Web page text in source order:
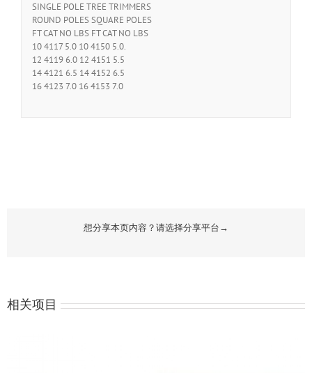
SINGLE POLE TREE TRIMMERS
ROUND POLES SQUARE POLES
FT CAT NO LBS FT CAT NO LBS
10 4117 5.0 10 4150 5.0.
12 4119 6.0 12 4151 5.5
14 4121 6.5 14 4152 6.5
16 4123 7.0 16 4153 7.0
想分享本页内容？请选择分享平台→
相关项目